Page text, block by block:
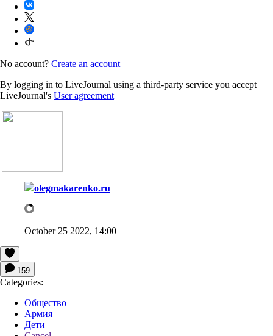
No account? Create an account
By logging in to LiveJournal using a third-party service you accept
LiveJournal's User agreement
olegmakarenko.ru
October 25 2022, 14:00
159
Categories:
Общество
Армия
Дети